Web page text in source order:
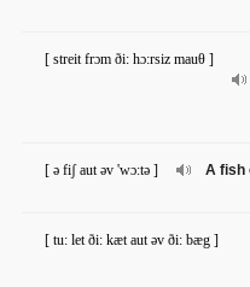
[ streit frɔm ði: hɔ:rsiz mauθ ]
A fish
[ ə fiʃ aut əv 'wɔ:tə ]
[ tu: let ði: kæt aut əv ði: bæg ]